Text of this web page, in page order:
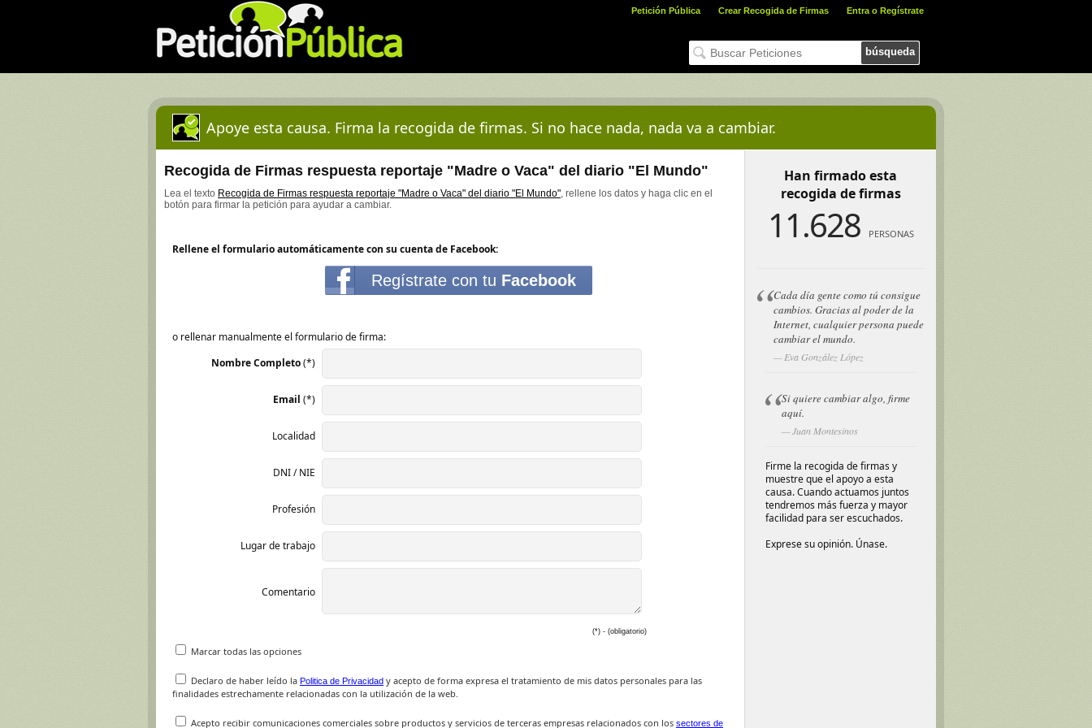
Petición Pública Crear Recogida de Firmas Entra o Regístrate
búsqueda
Apoye esta causa. Firma la recogida de firmas. Si no hace nada, nada va a cambiar.
Recogida de Firmas respuesta reportaje "Madre o Vaca" del diario "El Mundo"
Lea el texto Recogida de Firmas respuesta reportaje "Madre o Vaca" del diario "El Mundo", rellene los datos y haga clic en el
botón para firmar la petición para ayudar a cambiar.
Rellene el formulario automáticamente con su cuenta de Facebook:
Regístrate con tu Facebook
o rellenar manualmente el formulario de firma:
Nombre Completo(*)
Email (*)
Localidad
DNI / NIE
Profesión
Lugar de trabajo
Comentario
(*) - (obligatorio)
Marcar todas las opciones
Declaro de haber leído la Politica de Privacidad y acepto de forma expresa el tratamiento de mis datos personales para las
finalidades estrechamente relacionadas con la utilización de la web.
Acepto recibir comunicaciones comerciales sobre productos y servicios de terceras empresas relacionados con los sectores de
Han firmado esta
recogida de firmas
11.628 PERSONAS
Cada día gente como tú consigue
cambios. Gracias al poder de la
Internet, cualquier persona puede
cambiar el mundo.
Eva González López
Si quiere cambiar algo, firme
aquí.
Juan Montesinos
Firme la recogida de firmas y
muestre que el apoyo a esta
causa. Cuando actuamos juntos
tendremos más fuerza y mayor
facilidad para ser escuchados.
Exprese su opinión. Únase.